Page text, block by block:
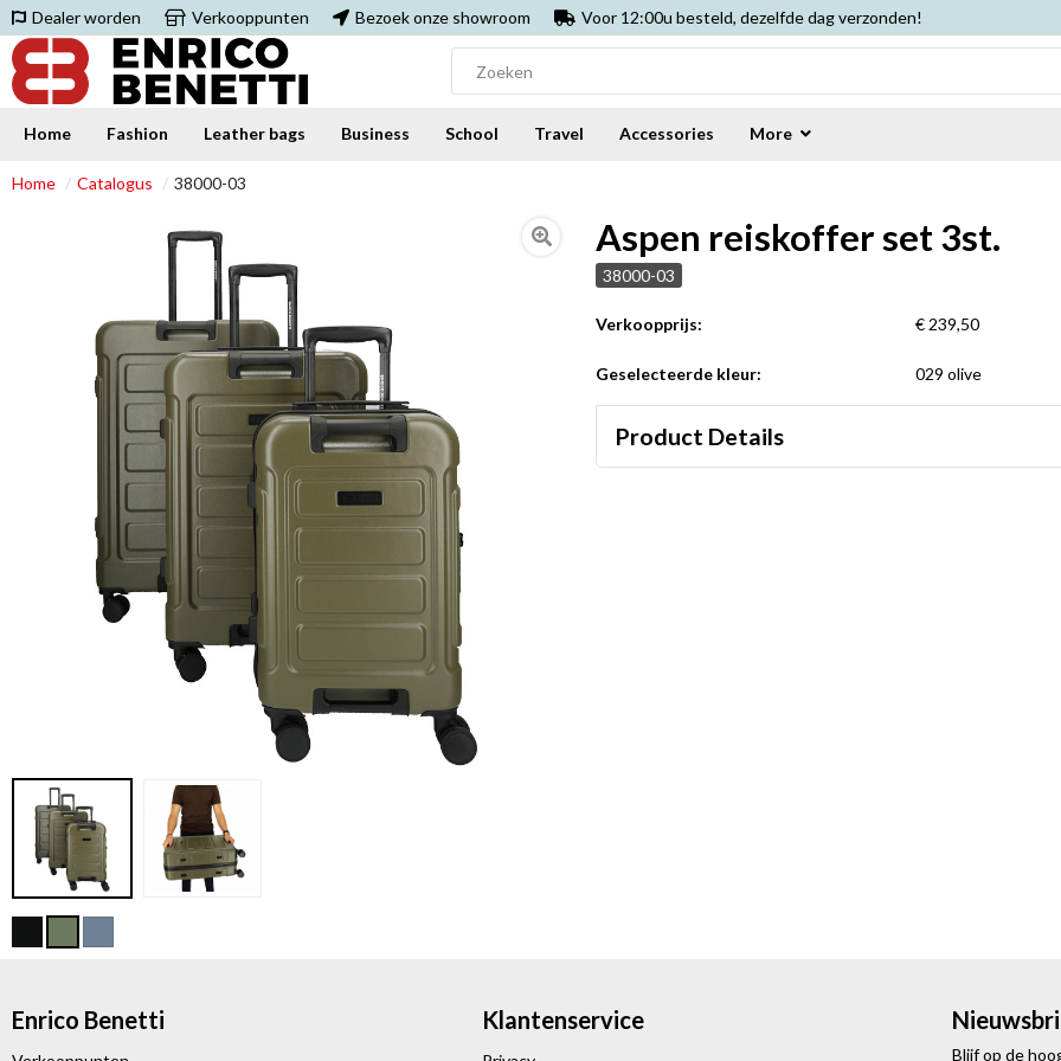
Dealer worden Verkooppunten Bezoek onze showroom Voor 12:00u besteld, dezelfde dag verzonden!
Home Fashion Leather bags Business School Travel Accessories More
Home Catalogus 38000-03
Aspen reiskoffer set 3st.
38000-03
Verkoopprijs: € 239,50
Geselecteerde kleur: 029 olive
Product Details
Enrico Benetti Klantenservice
Blijf op de